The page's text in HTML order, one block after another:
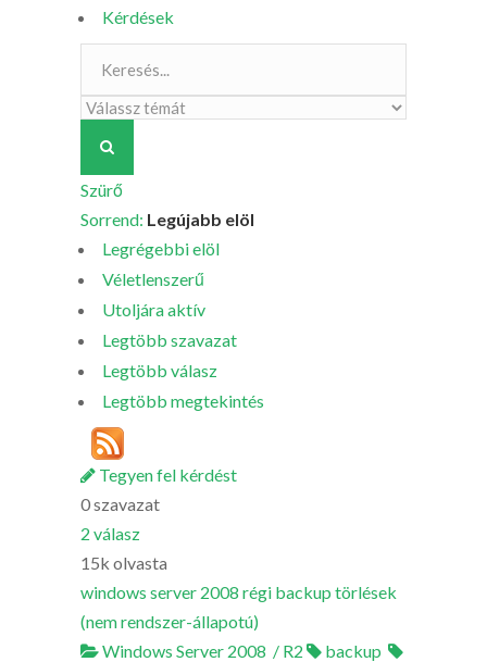
Kérdések
Szürő
Sorrend: Legújabb elöl
Legrégebbi elöl
Véletlenszerű
Utoljára aktív
Legtöbb szavazat
Legtöbb válasz
Legtöbb megtekintés
Tegyen fel kérdést
0szavazat
2 válasz
15k olvasta
windows server 2008 régi backup törlések
(nem rendszer-állapotú)
Windows Server 2008 / R2
backup